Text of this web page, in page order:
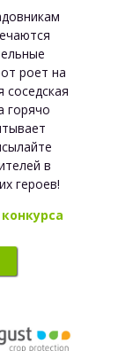
роет на
горячо
в
героев!